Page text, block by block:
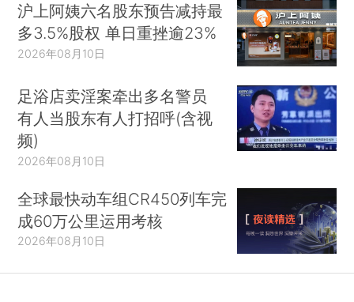
沪上阿姨六名股东预告减持最
多3.5%股权 单日重挫逾23%
2026年08月10日
足浴店卖淫案牵出多名警员
有人当股东有人打招呼(含视
频)
2026年08月10日
全球最快动车组CR450列车完
成60万公里运用考核
2026年08月10日